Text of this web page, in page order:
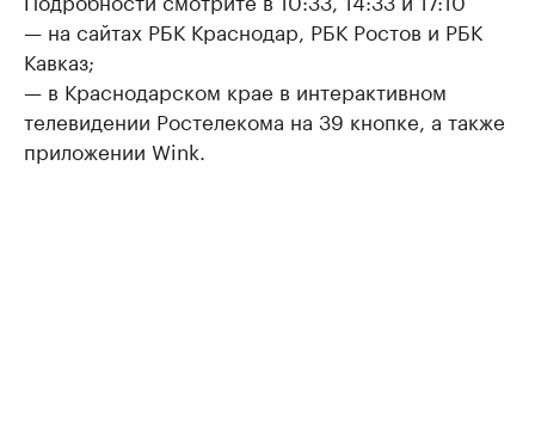
— на сайтах РБК Краснодар, РБК Ростов и РБК
Кавказ;
— в Краснодарском крае в интерактивном
телевидении Ростелекома на 39 кнопке, а также
приложении Wink.